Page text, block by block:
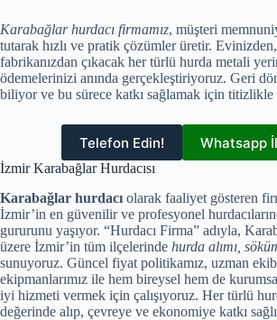
Karabağlar hurdacı firmamız, müşteri
tutarak hızlı ve pratik çözümler üretir.
fabrikanızdan çıkacak her türlü hurda metali
ödemelerinizi anında gerçekleştiriyoruz. Geri
biliyor ve bu sürece katkı sağlamak için titizlikle
Telefon Edin! Whatsapp
İzmir Karabağlar Hurdacısı
Karabağlar hurdacı olarak faaliyet gösteren
İzmir’in en güvenilir ve profesyonel
gururunu yaşıyor. “Hurdacı Firma” adıyla,
üzere İzmir’in tüm ilçelerinde hurda alımı,
sunuyoruz. Güncel fiyat politikamız, uzman
ekipmanlarımız ile hem bireysel hem de
iyi hizmeti vermek için çalışıyoruz. Her türlü
değerinde alıp, çevreye ve ekonomiye katkı